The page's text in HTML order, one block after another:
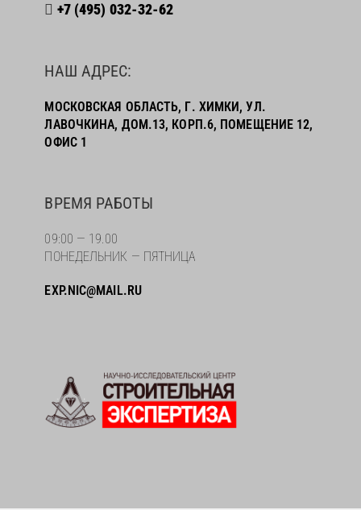
+7 (495) 032-32-62
НАШ АДРЕС:
МОСКОВСКАЯ ОБЛАСТЬ, Г. ХИМКИ, УЛ.
ЛАВОЧКИНА, ДОМ.13, КОРП.6, ПОМЕЩЕНИЕ 12,
ОФИС 1
ВРЕМЯ РАБОТЫ
09:00 — 19.00
ПОНЕДЕЛЬНИК — ПЯТНИЦА
EXP.NIC@MAIL.RU